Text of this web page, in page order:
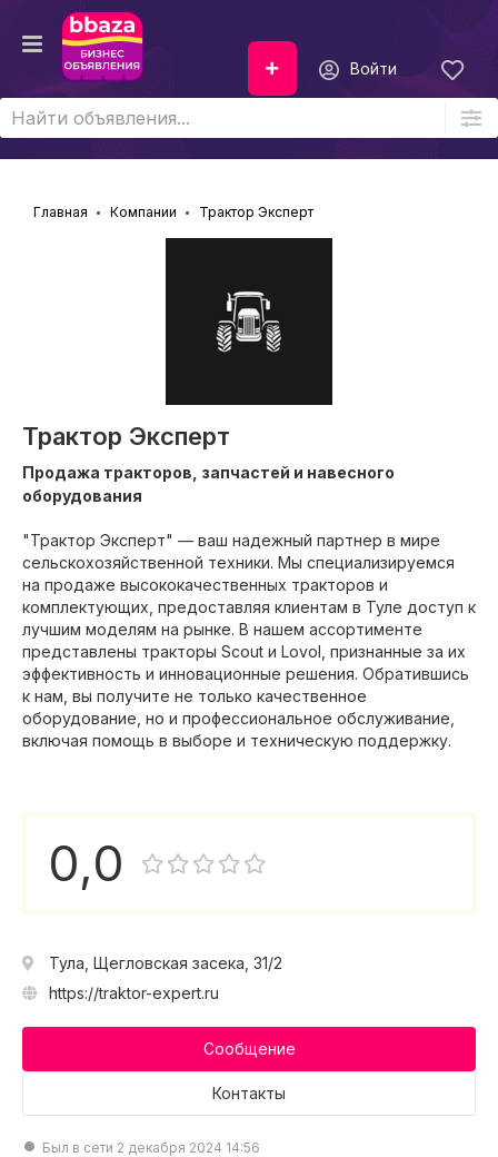
Войти
Главная Компании Трактор Эксперт
Трактор Эксперт
Продажа тракторов, запчастей и навесного
оборудования
"Трактор Эксперт" — ваш надежный партнер в мире
сельскохозяйственной техники. Мы специализируемся
на продаже высококачественных тракторов и
комплектующих, предоставляя клиентам в Туле доступ к
лучшим моделям на рынке. В нашем ассортименте
представлены тракторы Scout и Lovol, признанные за их
эффективность и инновационные решения. Обратившись
к нам, вы получите не только качественное
оборудование, но и профессиональное обслуживание,
включая помощь в выборе и техническую поддержку.
0,0
Тула, Щегловская засека, 31/2
https://traktor-expert.ru
Сообщение
Контакты
Был в сети 2 декабря 2024 14:56